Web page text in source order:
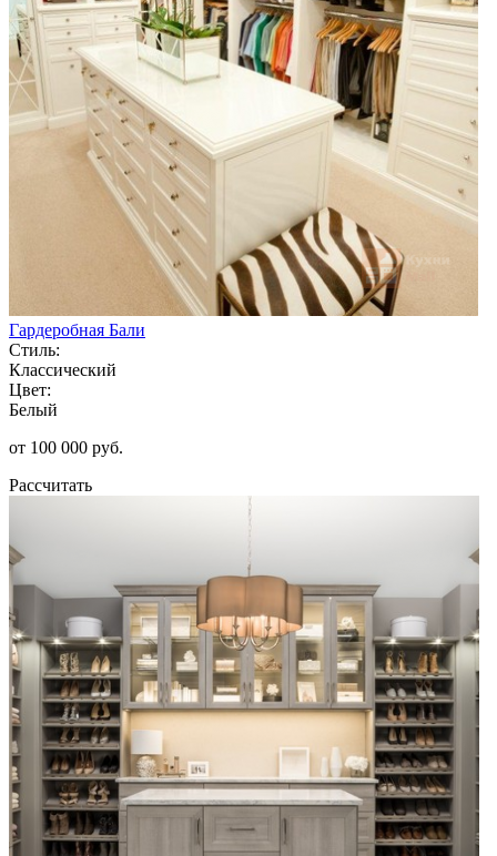
Гардеробная Бали
Стиль:
Классический
Цвет:
Белый
от 100 000 руб.
Рассчитать